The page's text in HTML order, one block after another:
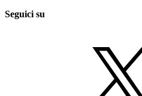
Seguici su